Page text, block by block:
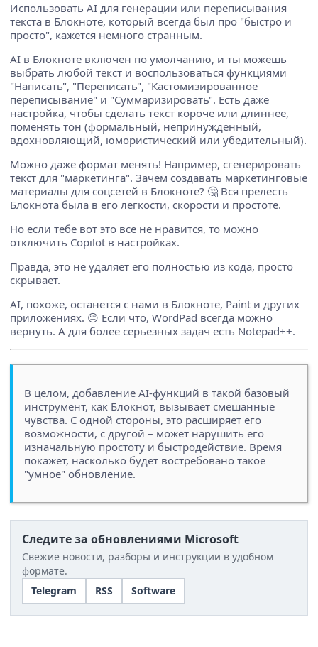
Использовать AI для генерации или переписывания
текста в Блокноте, который всегда был про "быстро и
просто", кажется немного странным.
AI в Блокноте включен по умолчанию, и ты можешь
выбрать любой текст и воспользоваться функциями
"Написать", "Переписать", "Кастомизированное
переписывание" и "Суммаризировать". Есть даже
настройка, чтобы сделать текст короче или длиннее,
поменять тон (формальный, непринужденный,
вдохновляющий, юмористический или убедительный).
Можно даже формат менять! Например, сгенерировать
текст для "маркетинга". Зачем создавать маркетинговые
материалы для соцсетей в Блокноте? 🤔 Вся прелесть
Блокнота была в его легкости, скорости и простоте.
Но если тебе вот это все не нравится, то можно
отключить Copilot в настройках.
Правда, это не удаляет его полностью из кода, просто
скрывает.
AI, похоже, останется с нами в Блокноте, Paint и других
приложениях. 😔 Если что, WordPad всегда можно
вернуть. А для более серьезных задач есть Notepad++.
В целом, добавление AI-функций в такой базовый
инструмент, как Блокнот, вызывает смешанные
чувства. С одной стороны, это расширяет его
возможности, с другой – может нарушить его
изначальную простоту и быстродействие. Время
покажет, насколько будет востребовано такое
"умное" обновление.
Следите за обновлениями Microsoft
Свежие новости, разборы и инструкции в удобном
формате.
Telegram
RSS Software